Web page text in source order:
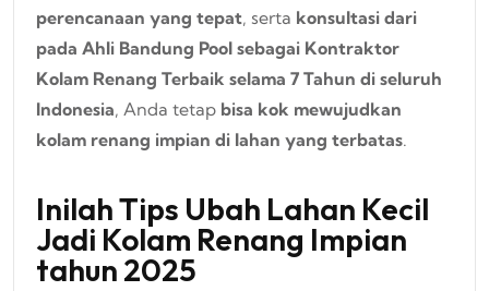
perencanaan yang tepat, serta konsultasi dari
pada Ahli Bandung Pool sebagai Kontraktor
Kolam Renang Terbaik selama 7 Tahun di seluruh
Indonesia, Anda tetap bisa kok mewujudkan
kolam renang impian di lahan yang terbatas.
Inilah Tips Ubah Lahan Kecil
Jadi Kolam Renang Impian
tahun 2025